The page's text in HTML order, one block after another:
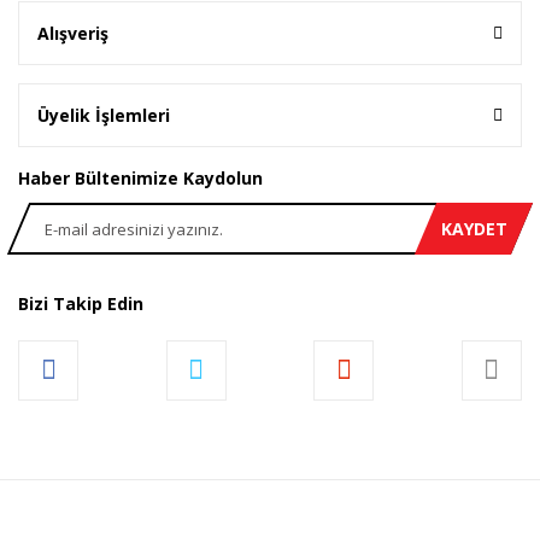
Alışveriş
Üyelik İşlemleri
Haber Bültenimize Kaydolun
KAYDET
Bizi Takip Edin